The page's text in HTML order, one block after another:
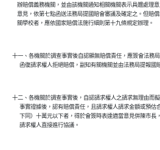
辦賠償義務機關，並由該機關通知相關機關表示具體處理
意見，依第七點函送法務局提國賠會審議及確定之。但賠
十一、各機關於調查事實後自認顯無賠償責任，應簽會法務
十二、各機關於調查事實後，自認請求權人之請求無理由而
事實證據後，認有賠償責任，且請求權人請求金額或預
下同）十萬元以下者，得於會簽時表達適當意見併陳市